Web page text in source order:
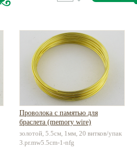
Проволока с памятью для
браслета (memory wire)
золотой, 5.5см, 1мм, 20 витков/упак
3.pr.mw5.5cm-1-nfg